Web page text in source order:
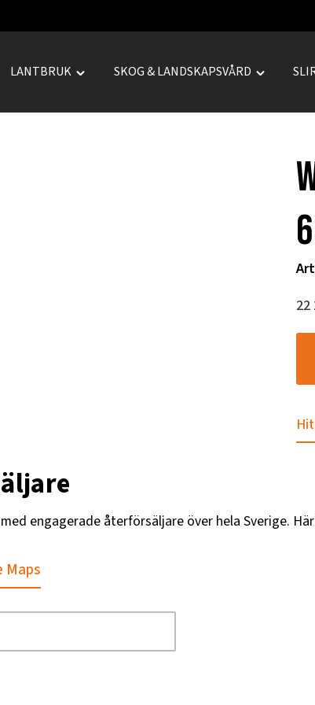
LANTBRUK
Toggle
SKOG & LANDSKAPSVÅRD
Toggle
22
engagerade återförsäljare över hela Sverige.
Maps